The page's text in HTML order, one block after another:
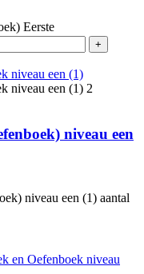
Eerste
niveau een
niveau een (1) aantal